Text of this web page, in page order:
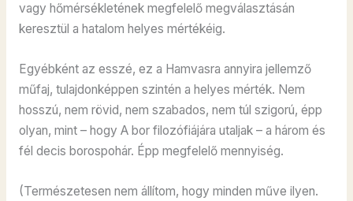
vagy hőmérsékletének megfelelő megválasztásán
keresztül a hatalom helyes mértékéig.
Egyébként az esszé, ez a Hamvasra annyira jellemző
műfaj, tulajdonképpen szintén a helyes mérték. Nem
hosszú, nem rövid, nem szabados, nem túl szigorú, épp
olyan, mint – hogy A bor filozófiájára utaljak – a három és
fél decis borospohár. Épp megfelelő mennyiség.
(Természetesen nem állítom, hogy minden műve ilyen.